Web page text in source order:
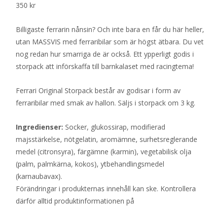
350 kr
Billigaste ferrarin nånsin? Och inte bara en får du här heller,
utan MASSVIS med ferraribilar som är högst ätbara. Du vet
nog redan hur smarriga de är också. Ett ypperligt godis i
storpack att införskaffa till barnkalaset med racingtema!
Ferrari Original Storpack består av godisar i form av
ferraribilar med smak av hallon. Säljs i storpack om 3 kg.
Ingredienser: Socker, glukossirap, modifierad
majsstärkelse, nötgelatin, aromämne, surhetsreglerande
medel (citronsyra), färgämne (karmin), vegetabilisk olja
(palm, palmkärna, kokos), ytbehandlingsmedel
(karnaubavax).
Förändringar i produkternas innehåll kan ske. Kontrollera
därför alltid produktinformationen på